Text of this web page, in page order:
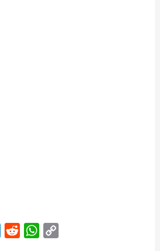
LinkedInReddit WhatsApp